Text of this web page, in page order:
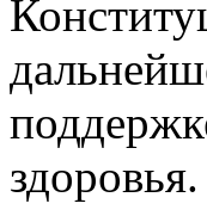
здоровья.